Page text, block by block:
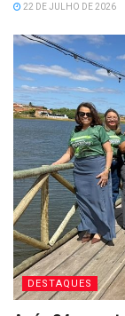
22 DE JULHO DE 2026
DESTAQUES